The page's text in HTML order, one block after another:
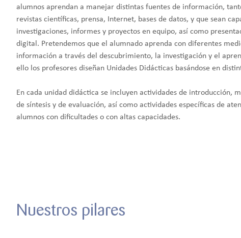
alumnos aprendan a manejar distintas fuentes de información,
revistas científicas, prensa, Internet, bases de datos, y que sean
investigaciones, informes y proyectos en equipo, así como
digital. Pretendemos que el alumnado aprenda con diferentes
información a través del descubrimiento, la investigación y el
ello los profesores diseñan Unidades Didácticas basándose en
En cada unidad didáctica se incluyen actividades de introducción,
de síntesis y de evaluación, así como actividades específicas de
alumnos con dificultades o con altas capacidades.
Nuestros pilares